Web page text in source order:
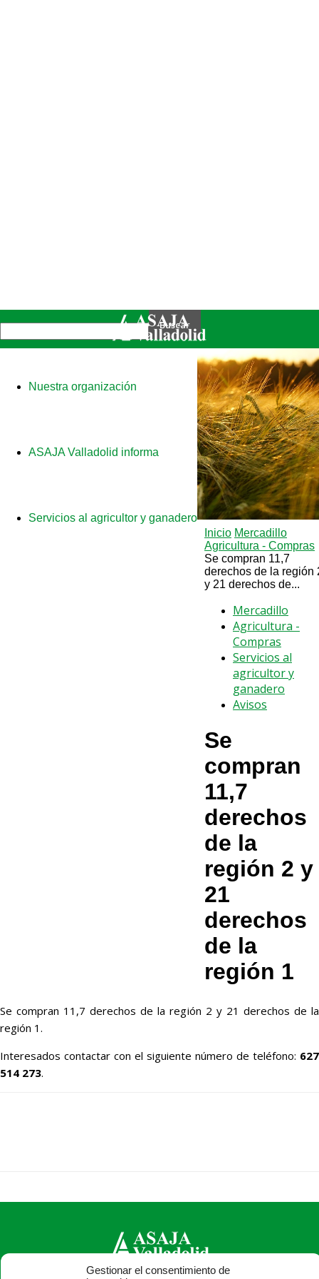
Gestionar el consentimiento de
Nuestra organización
ASAJA Valladolid informa
Servicios al agricultor y ganadero
Inicio Mercadillo
Agricultura - Compras
Se compran 11,7
derechos de la región
y 21 derechos de...
Mercadillo
Agricultura -
Compras
Servicios al
agricultor y
ganadero
Avisos
Se
compran
11,7
derechos
de la
región 2 y
21
derechos
de la
región 1
Se compran 11,7 derechos de la región 2 y 21 derechos de la
región 1.
Interesados contactar con el siguiente número de teléfono: 627
514 273.